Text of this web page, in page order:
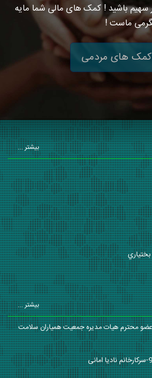
سهیم باشید ! کمک های مالی شما مایه
ماست !
کمک های مردمی
بیشتر ...
بیشتر ...
عضو محترم هیات مدیره جمعیت همیاران سلامت